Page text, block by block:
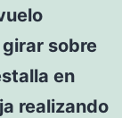
sobre
en
realizando